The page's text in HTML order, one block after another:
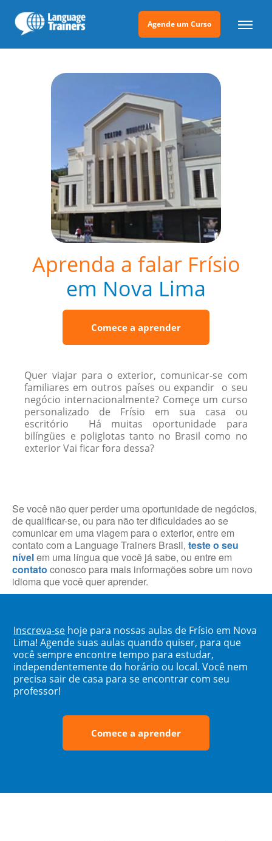
Agende um Curso
Aprenda a falar Frísio
em Nova Lima
Comece a aprender
Quer viajar para o exterior, comunicar-se com
familiares em outros países ou expandir o seu
negócio internacionalmente? Começe um curso
personalizado de Frísio em sua casa ou
escritório Há muitas oportunidade para
bilíngües e poliglotas tanto no Brasil como no
exterior Vai ficar fora dessa?
Se você não quer perder uma oportunidade de negócios,
de qualificar-se, ou para não ter dificuldades ao se
comunicar em uma viagem para o exterior, entre em
contato com a Language Trainers Brasil, teste o seu
nívelem uma língua que você já sabe, ou entre em
contato conosco para mais informações sobre um novo
idioma que você quer aprender.
Inscreva-se hoje para nossas aulas de Frísio em Nova
Lima! Agende suas aulas quando quiser, para que
você sempre encontre tempo para estudar,
independentemente do horário ou local. Você nem
precisa sair de casa para se encontrar com seu
professor!
Comece a aprender